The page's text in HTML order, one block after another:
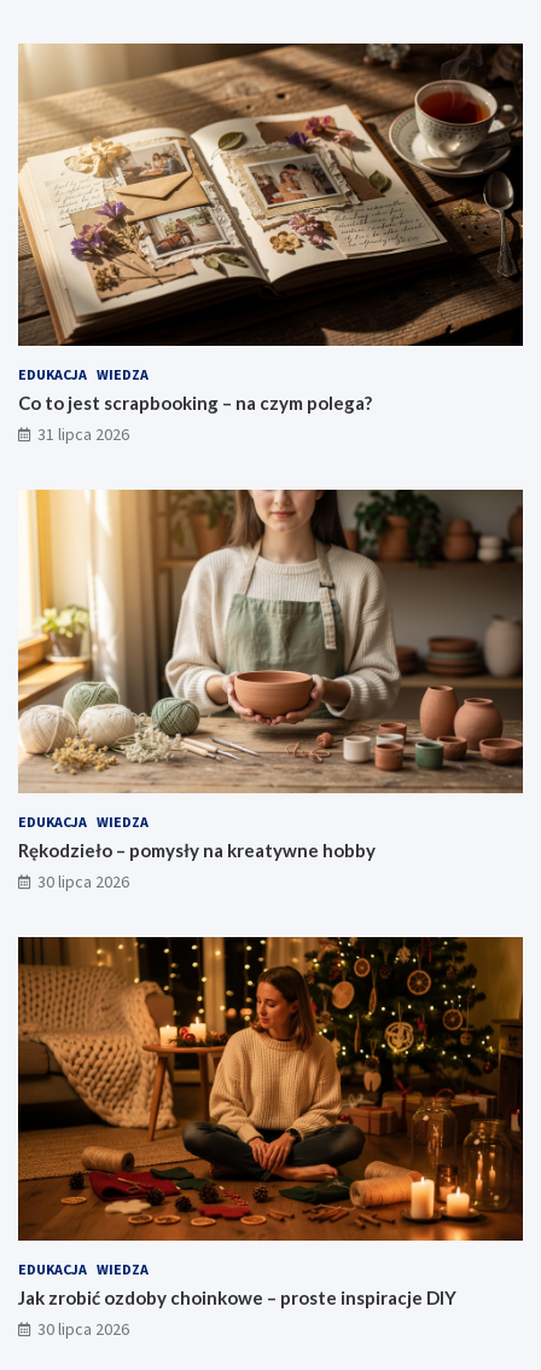
EDUKACJA WIEDZA
Co to jest scrapbooking – na czym polega?
31 lipca 2026
EDUKACJA WIEDZA
Rękodzieło – pomysły na kreatywne hobby
30 lipca 2026
EDUKACJA WIEDZA
Jak zrobić ozdoby choinkowe – proste inspiracje DIY
30 lipca 2026